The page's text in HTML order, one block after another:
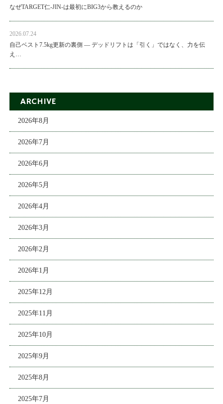
なぜTARGET仁-JIN-は最初にBIG3から教えるのか
2026.07.24
自己ベスト7.5kg更新の裏側 ― デッドリフトは「引く」ではなく、力を伝
え…
ARCHIVE
2026年8月
2026年7月
2026年6月
2026年5月
2026年4月
2026年3月
2026年2月
2026年1月
2025年12月
2025年11月
2025年10月
2025年9月
2025年8月
2025年7月